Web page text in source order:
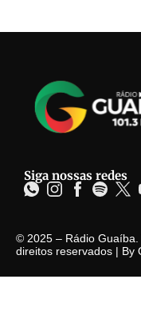
Siga nossas redes
© 2025 – Rádio Guaíba.
direitos reservados | By